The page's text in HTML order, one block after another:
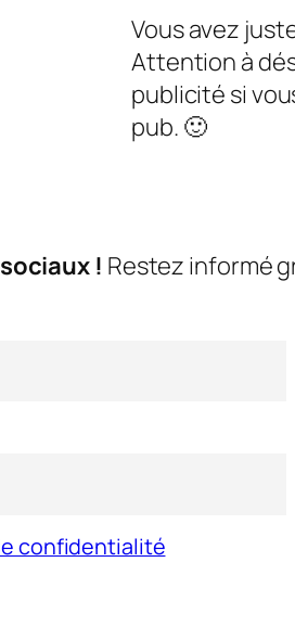
Vous avez
Attention à
publicité si
pub. 🙂
! Restez informé
confidentialité